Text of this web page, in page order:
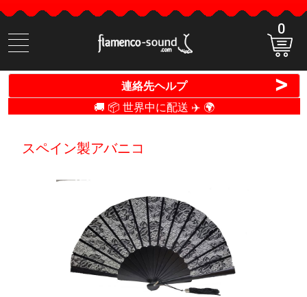
商
品
検
0
連絡先ヘルプ >
🚚 📦 世界中に配送 ✈️ 🌍
スペイン製アバニコ